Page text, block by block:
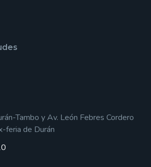
Tambo y Av. León Febres Cordero
feria de Durán